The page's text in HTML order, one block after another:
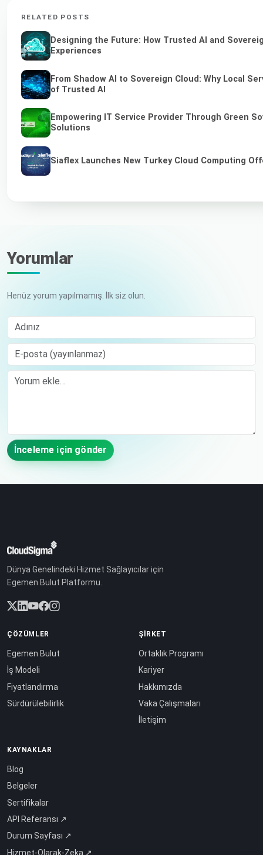
RELATED POSTS
Designing the Future: How Trusted AI and
Experiences
From Shadow AI to Sovereign Cloud: Why Local
of Trusted AI
Empowering IT Service Provider Through Green
Solutions
Siaflex Launches New Turkey Cloud Computing
Yorumlar
Henüz yorum yapılmamış. İlk siz olun.
Adınız
E-posta (yayınlanmaz)
Comment
İnceleme için gönder
Dünya Genelindeki Hizmet Sağlayıcılar için
Egemen Bulut Platformu.
ÇÖZÜMLER
Egemen Bulut
İş Modeli
Fiyatlandırma
Sürdürülebilirlik
ŞIRKET
Ortaklık Programı
Kariyer
Hakkımızda
Vaka Çalışmaları
İletişim
KAYNAKLAR
Blog
Belgeler
Sertifikalar
API Referansı ↗
Durum Sayfası ↗
Hizmet-Olarak-Zeka ↗